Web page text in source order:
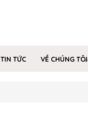
TIN TỨC VỀ CHÚNG TÔI